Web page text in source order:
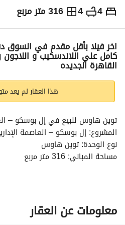
4
4 316 متر مربع ج.م14,400,000
التفاصيل الاتجاهات
اخر فيلا بأقل مقدم في السوق
القاهرة الجديده
هذا العقار لم يعد
توين هاوس للبيع في إل بوسكو –
المشروع: إل بوسكو – العاصمة
نوع الوحدة: توين هاوس
مساحة المباني: 316 متر مربع
ممنوع التواصل للبروكرز
معلومات عن العقار